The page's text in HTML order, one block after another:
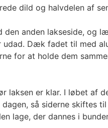
dild og halvdelen af
den anden lakseside, og
udad. Dæk fadet til med
for at holde dem
laksen er klar. I løbet af
så siderne skiftes
lage, der dannes i